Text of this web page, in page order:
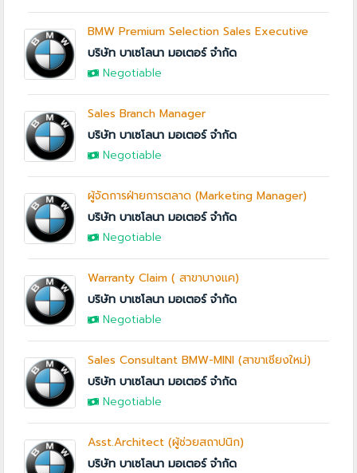
BMW Premium Selection Sales Executive
บริษัท บาเซโลนา มอเตอร์ จำกัด
Negotiable
Sales Branch Manager
บริษัท บาเซโลนา มอเตอร์ จำกัด
Negotiable
ผู้จัดการฝ่ายการตลาด (Marketing Manager)
บริษัท บาเซโลนา มอเตอร์ จำกัด
Negotiable
Warranty Claim ( สาขาบางแค)
บริษัท บาเซโลนา มอเตอร์ จำกัด
Negotiable
Sales Consultant BMW-MINI (สาขาเชียงใหม่)
บริษัท บาเซโลนา มอเตอร์ จำกัด
Negotiable
Asst.Architect (ผู้ช่วยสถาปนิก)
บริษัท บาเซโลนา มอเตอร์ จำกัด